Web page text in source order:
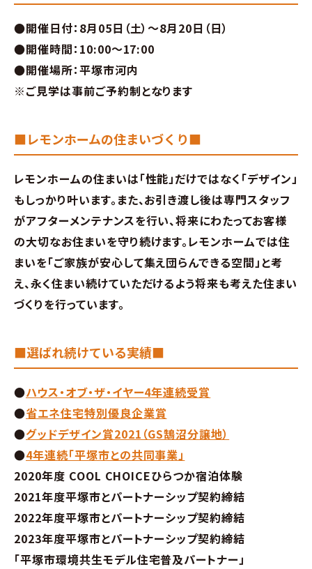
●開催日付：8月05日（土）～8月20日（日）
●開催時間：10:00～17:00
●開催場所：平塚市河内
※ご見学は事前ご予約制となります
■レモンホームの住まいづくり■
レモンホームの住まいは「性能」だけではなく「デザイン」
もしっかり叶います。また、お引き渡し後は専門スタッフ
がアフターメンテナンスを行い、将来にわたってお客様
の大切なお住まいを守り続けます。レモンホームでは住
まいを「ご家族が安心して集え団らんできる空間」と考
え、永く住まい続けていただけるよう将来も考えた住まい
づくりを行っています。
■選ばれ続けている実績■
●ハウス・オブ・ザ・イヤー4年連続受賞
●省エネ住宅特別優良企業賞
●グッドデザイン賞2021（GS鵠沼分譲地）
●4年連続「平塚市との共同事業」
2020年度 COOL CHOICEひらつか宿泊体験
2021年度平塚市とパートナーシップ契約締結
2022年度平塚市とパートナーシップ契約締結
2023年度平塚市とパートナーシップ契約締結
「平塚市環境共生モデル住宅普及パートナー」